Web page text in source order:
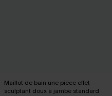
Maillot de bain une pièce effet
sculptant doux à jambe standard